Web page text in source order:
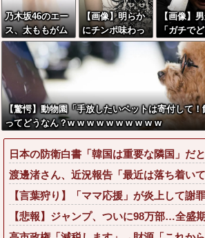
ﾁｨ！！」←これ
はお前らに刺さ
るやろw w w w
w w w w
乃木坂46のエー
ス、太ももがム
ッチムチすぎて
「こう」なるww
【画像】明らか
にチンポ味わっ
た後のメスガ
キ、変化を遂げ
る
【画像】
「ガチで
もいい」
告ランキ
圧倒的第
言えば『
w w w w
w w w
【驚愕】動物園「手放したいペットは寄付して
ってどうなん？w w w w w w w w w w
日本の防衛白書「韓国は重要な隣国」だ
渡邊渚さん、近況報告「最近は落ち着いて
【言葉狩り】「ママ応援」が炎上して謝
【悲報】ジャンプ、ついに98万部…全盛